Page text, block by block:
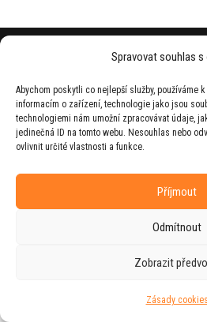
Spravovat souhlas
Abychom poskytli co nejlepší služby, používáme
informacím o zařízení, technologie jako jsou
technologiemi nám umožní zpracovávat údaje,
jedinečná ID na tomto webu. Nesouhlas nebo
ovlivnit určité vlastnosti a funkce.
Příjmout
Odmítnout
Zobrazit
Zásady cookies
© 2026 Jiří Horecký –
Web vytvořila firmaRUDI
agenturouZEST